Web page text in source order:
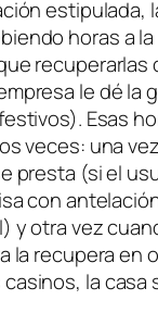
estipulada,
horas a
recuperarlas
le dé la
Esas
veces: una
presta (si el
con
y otra vez
la recupera en
la casa